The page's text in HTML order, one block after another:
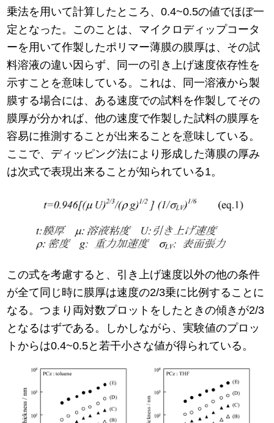
乗法を用いて計算したところ、0.4~0.5の値でほぼ一
定となった。このことは、マイクロディップコータ
ーを用いて作製したポリマー薄膜の膜厚は、その試
料溶液の違い因らず、同一の引き上げ速度依存性を
示すことを意味している。これは、同一溶液から製
膜する場合には、ある速度での試料を作製してその
膜厚が分かれば、他の速度で作製した試料の膜厚を
容易に推測することが出来ることを意味している。
ここで、ディッピング法により形成した薄膜の厚み
は次式で表現出来ることが知られている1。
この式を考慮すると、引き上げ速度以外の他の条件
が全て同じ時に膜厚は速度の2/3乗に比例することに
なる。つまり両対数プロットをしたときの傾きが2/3
となるはずである。しかしながら、実験値のプロッ
トからは0.4~0.5と若干小さな値が得られている。